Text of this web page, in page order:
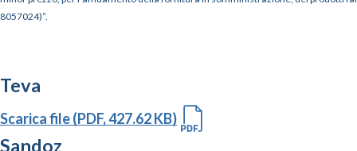
8057024)”.
Teva
Scarica file (PDF, 427.62 KB)
Sandoz